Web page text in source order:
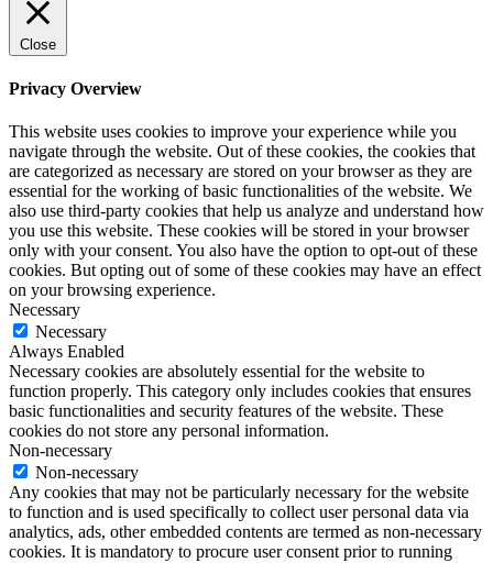
Close
Privacy Overview
This website uses cookies to improve your experience while you
navigate through the website. Out of these cookies, the cookies that
are categorized as necessary are stored on your browser as they are
essential for the working of basic functionalities of the website. We
also use third-party cookies that help us analyze and understand how
you use this website. These cookies will be stored in your browser
only with your consent. You also have the option to opt-out of these
cookies. But opting out of some of these cookies may have an effect
on your browsing experience.
Necessary
Necessary
Always Enabled
Necessary cookies are absolutely essential for the website to
function properly. This category only includes cookies that ensures
basic functionalities and security features of the website. These
cookies do not store any personal information.
Non-necessary
Non-necessary
Any cookies that may not be particularly necessary for the website
to function and is used specifically to collect user personal data via
analytics, ads, other embedded contents are termed as non-necessary
cookies. It is mandatory to procure user consent prior to running